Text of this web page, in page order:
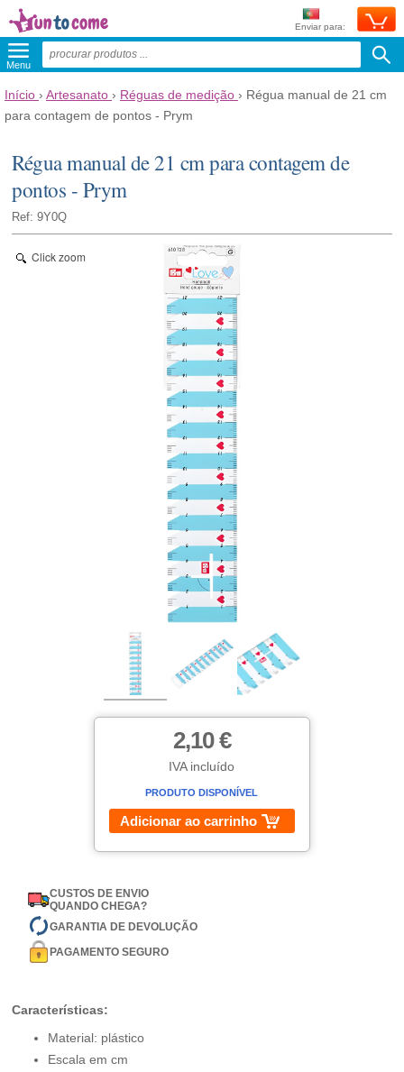
Enviar para:
Menu
Início › Artesanato › Réguas de medição › Régua manual de 21 cm
para contagem de pontos - Prym
Régua manual de 21 cm para contagem de
pontos - Prym
Ref: 9Y0Q
Click zoom
2,10 €
IVA incluído
PRODUTO DISPONÍVEL
Adicionar ao carrinho
CUSTOS DE ENVIO
QUANDO CHEGA?
GARANTIA DE DEVOLUÇÃO
PAGAMENTO SEGURO
Características:
Material: plástico
Escala em cm